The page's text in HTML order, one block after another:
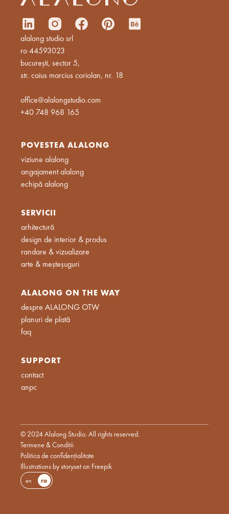
alalong studio srl
ro 44593023
bucurești, sector 5,
str. caius marcius coriolan, nr. 18
office@alalongstudio.com
+40 748 968 165
POVESTEA ALALONG
viziune alalong
angajament alalong
echipă alalong
SERVICII
arhitectură
design de interior & produs
randare & vizualizare
arte & meșteșuguri
ALALONG ON THE WAY
despre ALALONG OTW
planuri de plată
faq
SUPPORT
contact
anpc
© 2024 Alalong Studio. All rights reserved.
Termene & Condiții
Politica de confidențialitate
Illustrations by storyset on Freepik
en ro